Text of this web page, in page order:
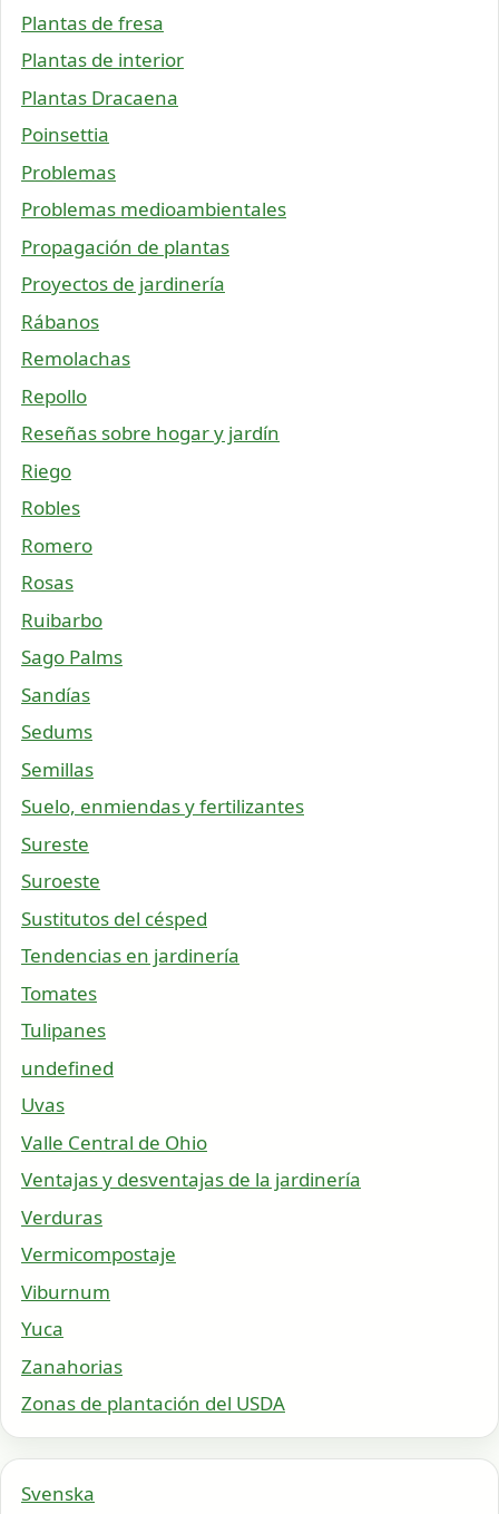
Plantas de fresa
Plantas de interior
Plantas Dracaena
Poinsettia
Problemas
Problemas medioambientales
Propagación de plantas
Proyectos de jardinería
Rábanos
Remolachas
Repollo
Reseñas sobre hogar y jardín
Riego
Robles
Romero
Rosas
Ruibarbo
Sago Palms
Sandías
Sedums
Semillas
Suelo, enmiendas y fertilizantes
Sureste
Suroeste
Sustitutos del césped
Tendencias en jardinería
Tomates
Tulipanes
undefined
Uvas
Valle Central de Ohio
Ventajas y desventajas de la jardinería
Verduras
Vermicompostaje
Viburnum
Yuca
Zanahorias
Zonas de plantación del USDA
Svenska